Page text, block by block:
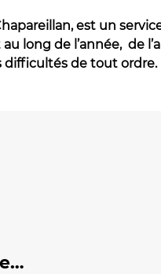
est un
long de l’année, de
difficultés de tout ordre.